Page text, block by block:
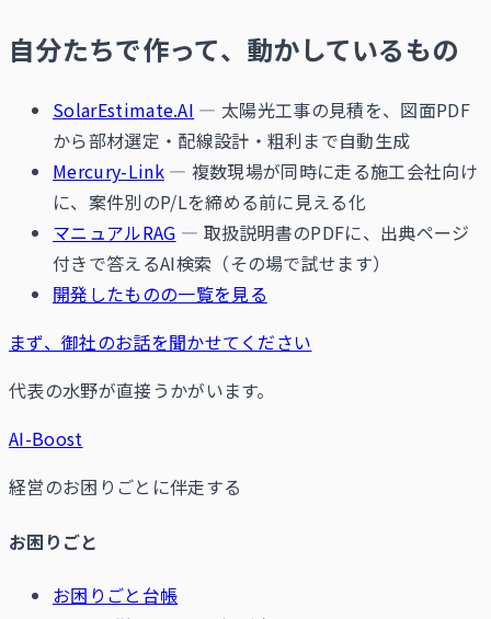
自分たちで作って、動かしているもの
SolarEstimate.AI — 太陽光工事の見積を、図面PDF
から部材選定・配線設計・粗利まで自動生成
Mercury-Link — 複数現場が同時に走る施工会社向け
に、案件別のP/Lを締める前に見える化
マニュアルRAG — 取扱説明書のPDFに、出典ページ
付きで答えるAI検索（その場で試せます）
開発したものの一覧を見る
まず、御社のお話を聞かせてください
代表の水野が直接うかがいます。
AI-Boost
経営のお困りごとに伴走する
お困りごと
お困りごと台帳